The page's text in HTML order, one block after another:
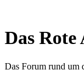
Das
Das Forum rund um